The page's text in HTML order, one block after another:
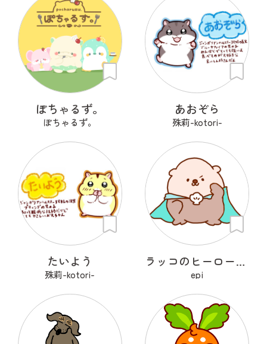
ぽちゃるず。
ぽちゃるず。
あおぞら
殊莉-kotori-
たいよう
殊莉-kotori-
ラッコのヒーローラッキー
epi